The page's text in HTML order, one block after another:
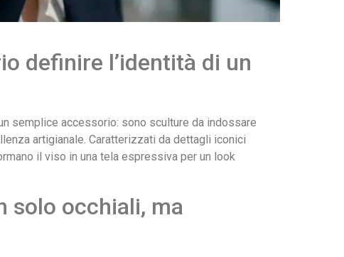
definire l’identità di un
semplice accessorio: sono sculture da indossare
artigianale. Caratterizzati da dettagli iconici
il viso in una tela espressiva per un look
solo occhiali, ma